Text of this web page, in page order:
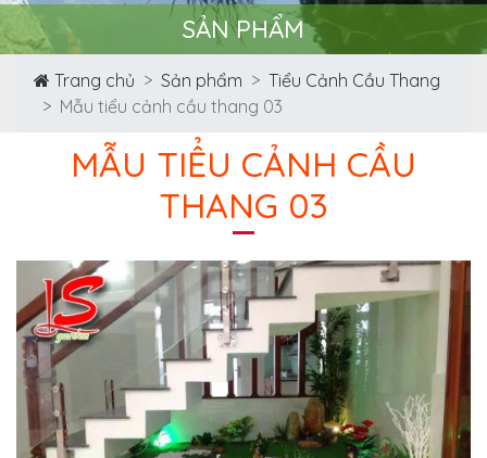
SẢN PHẨM
Trang chủ Sản phẩm
Tiểu Cảnh Cầu Thang
Mẫu tiểu cảnh cầu thang 03
MẪU TIỂU CẢNH CẦU
THANG 03